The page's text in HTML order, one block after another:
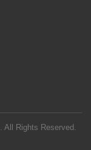
. All Rights Reserved.